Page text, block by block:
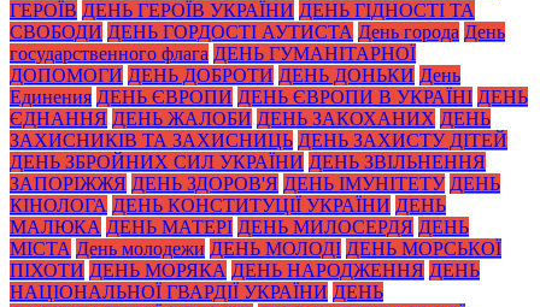
ГЕРОЇВ ДЕНЬ ГЕРОЇВ УКРАЇНИ ДЕНЬ ГІДНОСТІ ТА
СВОБОДИ ДЕНЬ ГОРДОСТІ АУТИСТА День города День
государственного флага ДЕНЬ ГУМАНІТАРНОЇ
ДОПОМОГИ ДЕНЬ ДОБРОТИ ДЕНЬ ДОНЬКИ День
Единения ДЕНЬ ЄВРОПИ ДЕНЬ ЄВРОПИ В УКРАЇНІ ДЕНЬ
ЄДНАННЯ ДЕНЬ ЖАЛОБИ ДЕНЬ ЗАКОХАНИХ ДЕНЬ
ЗАХИСНИКІВ ТА ЗАХИСНИЦЬ ДЕНЬ ЗАХИСТУ ДІТЕЙ
ДЕНЬ ЗБРОЙНИХ СИЛ УКРАЇНИ ДЕНЬ ЗВІЛЬНЕННЯ
ЗАПОРІЖЖЯ ДЕНЬ ЗДОРОВ'Я ДЕНЬ ІМУНІТЕТУ ДЕНЬ
КІНОЛОГА ДЕНЬ КОНСТИТУЦІЇ УКРАЇНИ ДЕНЬ
МАЛЮКА ДЕНЬ МАТЕРІ ДЕНЬ МИЛОСЕРДЯ ДЕНЬ
МІСТА День молодежи ДЕНЬ МОЛОДІ ДЕНЬ МОРСЬКОЇ
ПІХОТИ ДЕНЬ МОРЯКА ДЕНЬ НАРОДЖЕННЯ ДЕНЬ
НАЦІОНАЛЬНОЇ ГВАРДІЇ УКРАЇНИ ДЕНЬ